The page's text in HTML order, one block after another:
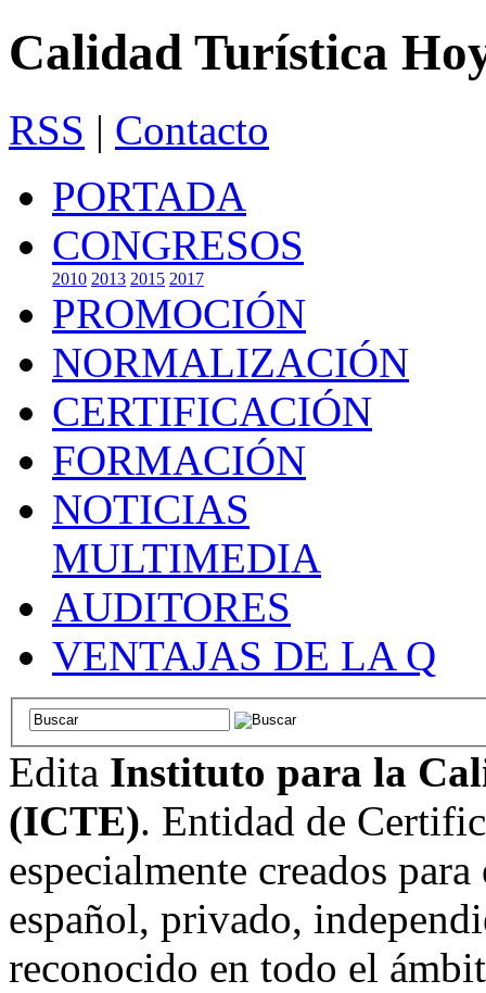
Calidad Turística
RSS | Contacto
PORTADA
CONGRESOS
2010 2013 2015 2017
PROMOCIÓN
NORMALIZACIÓN
CERTIFICACIÓN
FORMACIÓN
NOTICIAS
MULTIMEDIA
AUDITORES
VENTAJAS DE LA Q
Edita Instituto para la
(ICTE). Entidad de
especialmente creados
español, privado,
reconocido en todo el